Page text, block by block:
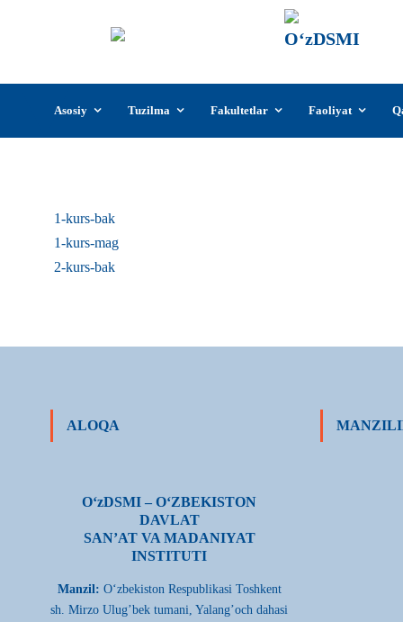
content
Asosiy Tuzilma Fakultetlar Faoliyat
1-kurs-bak
1-kurs-mag
2-kurs-bak
ALOQA
О‘zDSMI – О‘ZBEKISTON
DAVLAT
SAN’AT VA MADANIYAT
INSTITUTI
Manzil: О‘zbekiston Respublikasi Toshkent
sh. Mirzo Ulug’bek tumani, Yalang’och dahasi